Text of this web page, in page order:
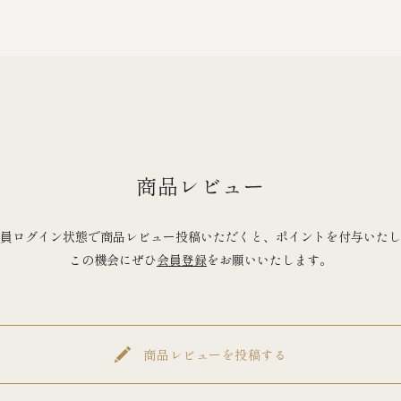
商品レビュー
ログイン状態で商品レビュー投稿いただくと、ポイントを付与いた
この機会にぜひ会員登録をお願いいたします。
商品レビューを投稿する